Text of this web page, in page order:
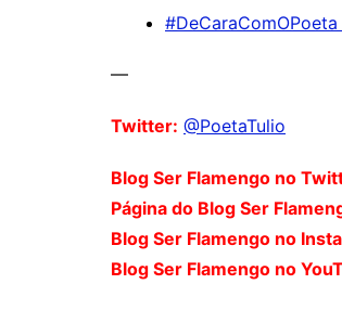
—
Twitter: @PoetaTulio
Blog Ser Flamengo no
Página do Blog Ser
Blog Ser Flamengo no
Blog Ser Flamengo no